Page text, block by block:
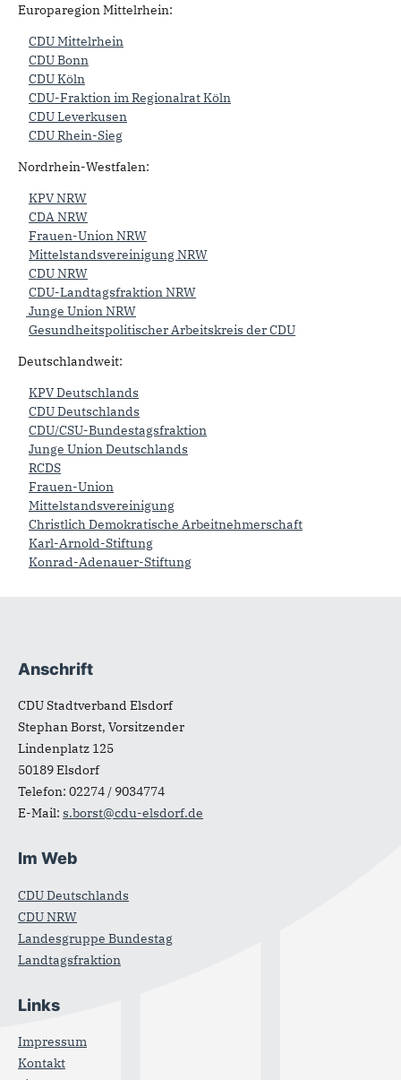
Europaregion Mittelrhein:
CDU Mittelrhein
CDU Bonn
CDU Köln
CDU-Fraktion im Regionalrat Köln
CDU Leverkusen
CDU Rhein-Sieg
Nordrhein-Westfalen:
KPV NRW
CDA NRW
Frauen-Union NRW
Mittelstandsvereinigung NRW
CDU NRW
CDU-Landtagsfraktion NRW
Junge Union NRW
Gesundheitspolitischer Arbeitskreis der CDU
Deutschlandweit:
KPV Deutschlands
CDU Deutschlands
CDU/CSU-Bundestagsfraktion
Junge Union Deutschlands
RCDS
Frauen-Union
Mittelstandsvereinigung
Christlich Demokratische Arbeitnehmerschaft
Karl-Arnold-Stiftung
Konrad-Adenauer-Stiftung
Fußbereich
Anschrift
CDU Stadtverband Elsdorf
Stephan Borst, Vorsitzender
Lindenplatz 125
50189Elsdorf
Telefon: 02274 / 9034774
E-Mail: s.borst@cdu-elsdorf.de
Im Web
CDU Deutschlands
CDU NRW
Landesgruppe Bundestag
Landtagsfraktion
Links
Impressum
Kontakt